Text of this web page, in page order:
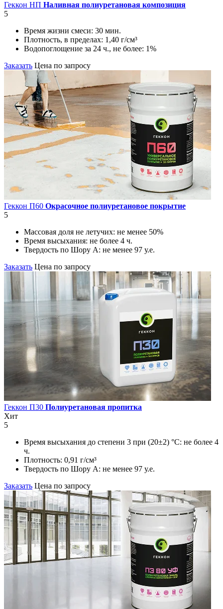
Геккон НП Наливная полиуретановая композиция
5
Время жизни смеси: 30 мин.
Плотность, в пределах: 1,40 г/см³
Водопоглощение за 24 ч., не более: 1%
Заказать Цена по запросу
Геккон П60 Окрасочное полиуретановое покрытие
5
Массовая доля не летучих: не менее 50%
Время высыхания: не более 4 ч.
Твердость по Шору А: не менее 97 у.е.
Заказать Цена по запросу
Геккон П30 Полиуретановая пропитка
Хит
5
Время высыхания до степени 3 при (20±2) °С: не более 4
ч.
Плотность: 0,91 г/см³
Твердость по Шору А: не менее 97 у.е.
Заказать Цена по запросу